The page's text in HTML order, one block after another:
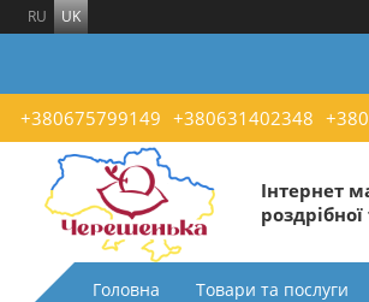
RU UK
+380675799149 +380631402348
Інтернет
роздрібної
Головна Товари та послуги